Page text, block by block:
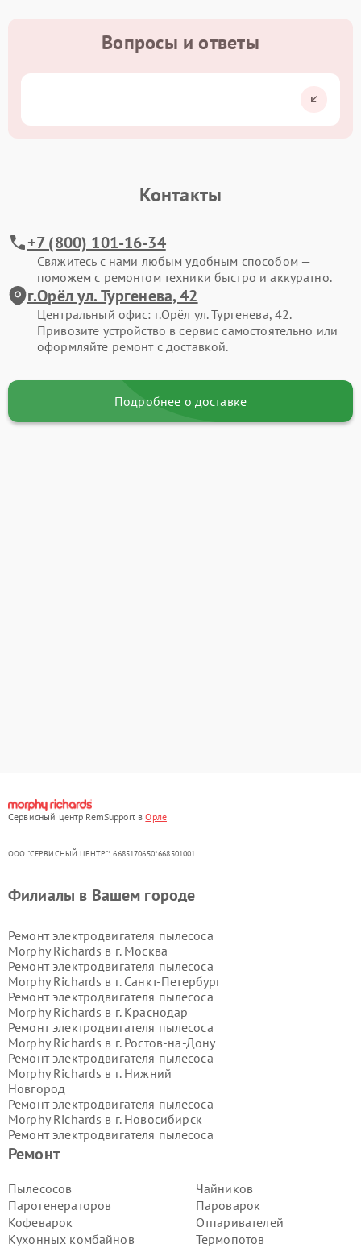
Вопросы и ответы
Контакты
+7 (800) 101-16-34
Свяжитесь с нами любым удобным способом —
поможем с ремонтом техники быстро и аккуратно.
г.Орёл ул. Тургенева, 42
Центральный офис: г.Орёл ул. Тургенева, 42.
Привозите устройство в сервис самостоятельно или
оформляйте ремонт с доставкой.
Подробнее о доставке
Сервисный центр RemSupport вОрле
ООО "СЕРВИСНЫЙ ЦЕНТР"* 6685170650*668501001
Ремонт
Пылесосов
Парогенераторов
Кофеварок
Кухонных комбайнов
Чайников
Пароварок
Отпаривателей
Термопотов
Филиалы в Вашем городе
Ремонт электродвигателя пылесоса
Morphy Richards в г. Москва
Ремонт электродвигателя пылесоса
Morphy Richards в г. Санкт-Петербург
Ремонт электродвигателя пылесоса
Morphy Richards в г. Краснодар
Ремонт электродвигателя пылесоса
Morphy Richards в г. Ростов-на-Дону
Ремонт электродвигателя пылесоса
Morphy Richards в г. Нижний
Новгород
Ремонт электродвигателя пылесоса
Morphy Richards в г. Новосибирск
Ремонт электродвигателя пылесоса
Morphy Richards в г.
Ремонт электродвигателя пылесоса
Ремонт электродвигателя пылесоса
Morphy Richards в г.
Ремонт электродвигателя пылесоса
Morphy Richards в г.Волгоград